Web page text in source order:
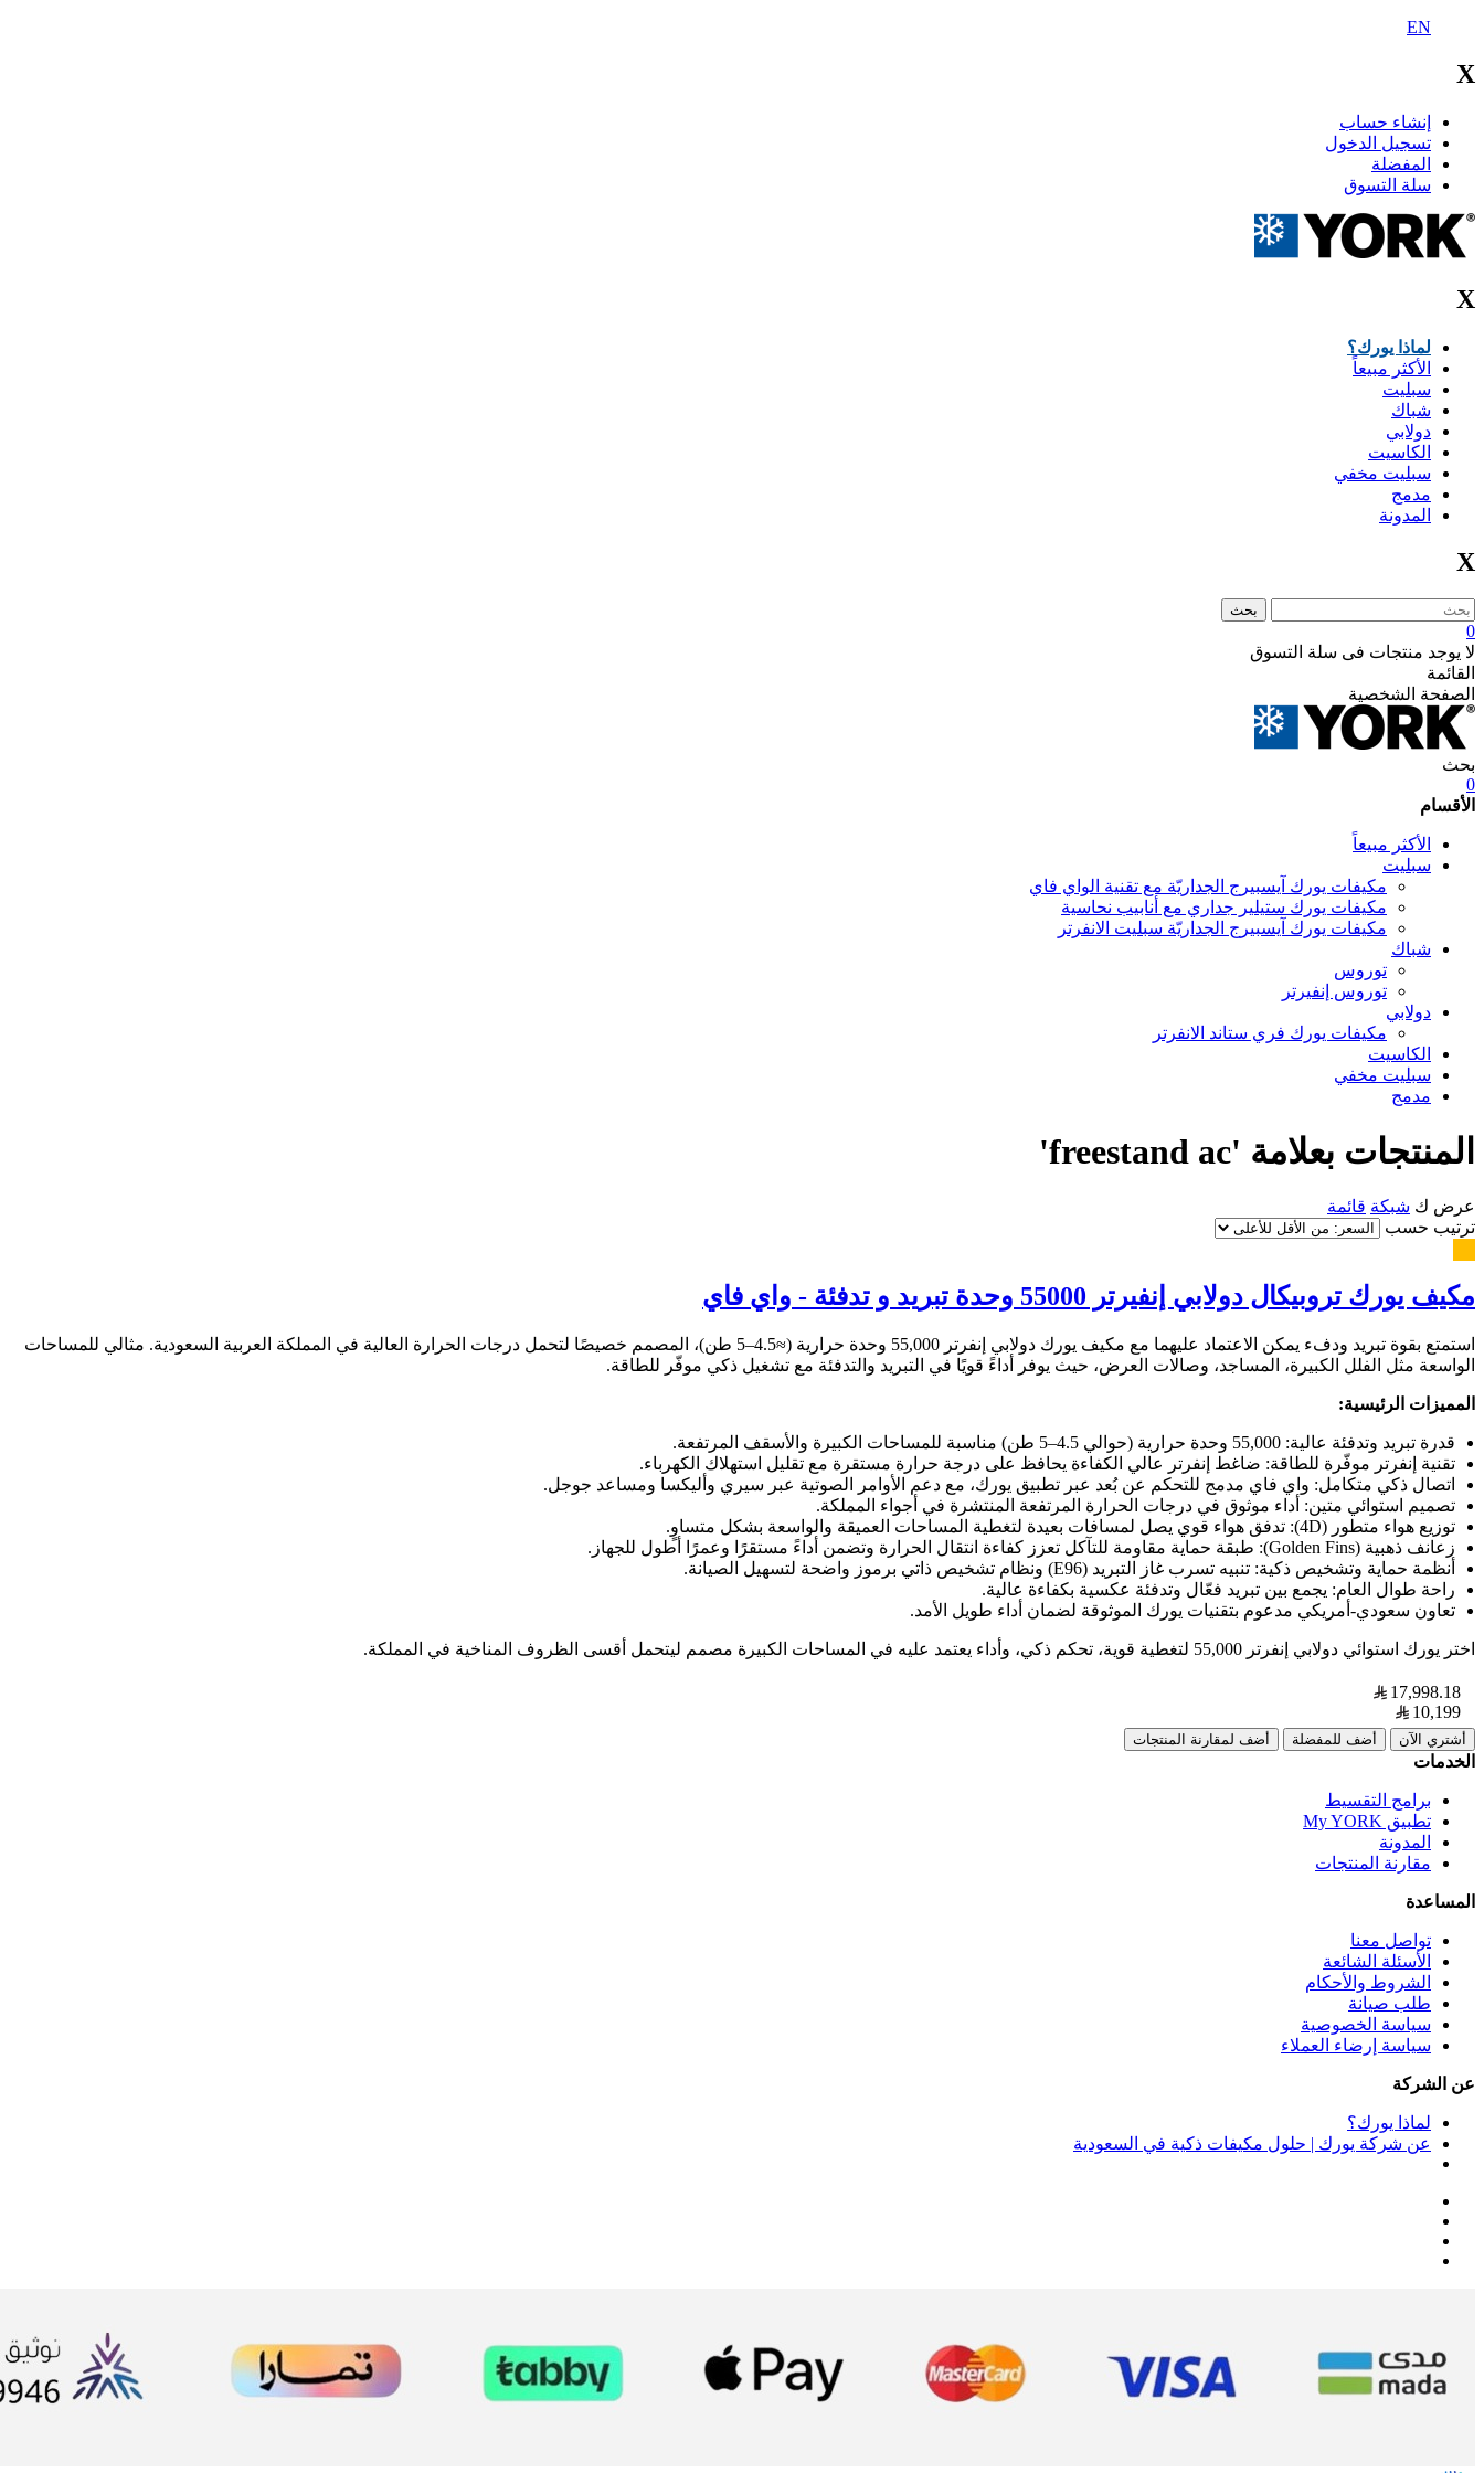
EN
X
إنشاء حساب
تسجيل الدخول
المفضلة
سلة التسوق
X
لماذا يورك؟
الأكثر مبيعاً
سبليت
شباك
دولابي
الكاسيت
سبليت مخفي
مدمج
المدونة
X
بحث
0
لا يوجد منتجات فى سلة التسوق
القائمة
الصفحة الشخصية
بحث
0
الأقسام
الأكثر مبيعاً
سبليت
مكيفات يورك آيسبيرج الجداريّة مع تقنية الواي فاي
مكيفات يورك ستيلير جداري مع أنابيب نحاسية
مكيفات يورك آيسبيرج الجداريّة سبليت الانفرتر
شباك
توروس
توروس إنفيرتر
دولابي
مكيفات يورك فري ستاند الانفرتر
الكاسيت
سبليت مخفي
مدمج
المنتجات بعلامة 'freestand ac'
عرض ك شبكة قائمة
ترتيب حسب
مكيف يورك تروبيكال دولابي إنفيرتر 55000 وحدة تبريد و تدفئة - واي فاي
استمتع بقوة تبريد ودفء يمكن الاعتماد عليهما مع مكيف يورك دولابي إنفرتر 55,000 وحدة حرارية (≈4.5–5 طن)، المصمم خصيصًا لتحمل درجات الحرارة العالية في المملكة العربية السعودية. مثالي للمساحات
الواسعة مثل الفلل الكبيرة، المساجد، وصالات العرض، حيث يوفر أداءً قويًا في التبريد والتدفئة مع تشغيل ذكي موفّر للطاقة.
المميزات الرئيسية:
قدرة تبريد وتدفئة عالية: 55,000 وحدة حرارية (حوالي 4.5–5 طن) مناسبة للمساحات الكبيرة والأسقف المرتفعة.
تقنية إنفرتر موفّرة للطاقة: ضاغط إنفرتر عالي الكفاءة يحافظ على درجة حرارة مستقرة مع تقليل استهلاك الكهرباء.
اتصال ذكي متكامل: واي فاي مدمج للتحكم عن بُعد عبر تطبيق يورك، مع دعم الأوامر الصوتية عبر سيري وأليكسا ومساعد جوجل.
تصميم استوائي متين: أداء موثوق في درجات الحرارة المرتفعة المنتشرة في أجواء المملكة.
توزيع هواء متطور (4D): تدفق هواء قوي يصل لمسافات بعيدة لتغطية المساحات العميقة والواسعة بشكل متساوٍ.
زعانف ذهبية (Golden Fins): طبقة حماية مقاومة للتآكل تعزز كفاءة انتقال الحرارة وتضمن أداءً مستقرًا وعمرًا أطول للجهاز.
أنظمة حماية وتشخيص ذكية: تنبيه تسرب غاز التبريد (E96) ونظام تشخيص ذاتي برموز واضحة لتسهيل الصيانة.
راحة طوال العام: يجمع بين تبريد فعّال وتدفئة عكسية بكفاءة عالية.
تعاون سعودي-أمريكي مدعوم بتقنيات يورك الموثوقة لضمان أداء طويل الأمد.
اختر يورك استوائي دولابي إنفرتر 55,000 لتغطية قوية، تحكم ذكي، وأداء يعتمد عليه في المساحات الكبيرة مصمم ليتحمل أقسى الظروف المناخية في المملكة.
أشتري الآن أضف للمفضلة أضف لمقارنة المنتجات
الخدمات
برامج التقسيط
تطبيق My YORK
المدونة
مقارنة المنتجات
المساعدة
تواصل معنا
الأسئلة الشائعة
الشروط والأحكام
طلب صيانة
سياسة الخصوصية
سياسة إرضاء العملاء
عن الشركة
لماذا يورك؟
عن شركة يورك | حلول مكيفات ذكية في السعودية